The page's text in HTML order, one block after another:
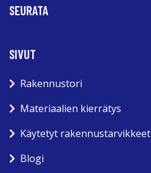
SEURATA
SIVUT
Rakennustori
Materiaalien kierrätys
Käytetyt rakennustarvikkeet
Blogi